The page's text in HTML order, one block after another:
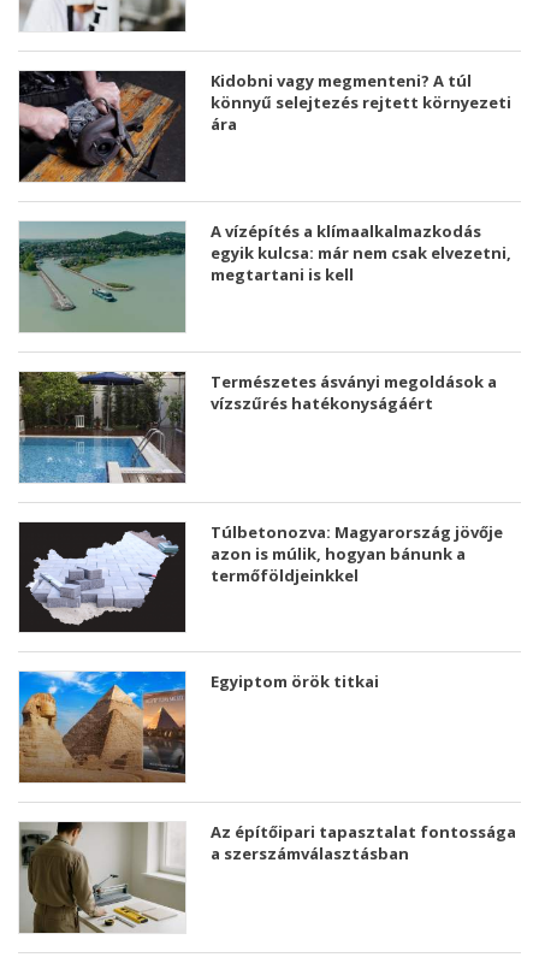
Kidobni vagy megmenteni? A túl
könnyű selejtezés rejtett környezeti
ára
A vízépítés a klímaalkalmazkodás
egyik kulcsa: már nem csak elvezetni,
megtartani is kell
Természetes ásványi megoldások a
vízszűrés hatékonyságáért
Túlbetonozva: Magyarország jövője
azon is múlik, hogyan bánunk a
termőföldjeinkkel
Egyiptom örök titkai
Az építőipari tapasztalat fontossága
a szerszámválasztásban